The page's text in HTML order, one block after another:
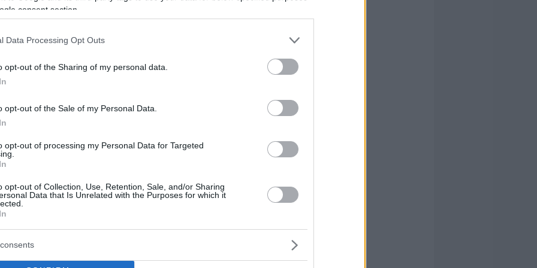
consent section.
Data Processing Opt Outs
opt-out of the Sharing of my personal data.
opt-out of the Sale of my Personal Data.
opt-out of processing my Personal Data for Targeted
opt-out of Collection, Use, Retention, Sale, and/or Sharing
Data that Is Unrelated with the Purposes for which it
Cleveland Cavaliers'tı.
Tyrese Haliburton
Değişen 10 Yıllık Plan
Eurohoops Çeviri, bağlı olduğu ve draft
yaşadıklarını dilimize aktarıyor...
NBA Doğu Konferansı:
Kalan Bölümün En Önemli
21/FEB/22 11:27
en önemli oyuncuları…